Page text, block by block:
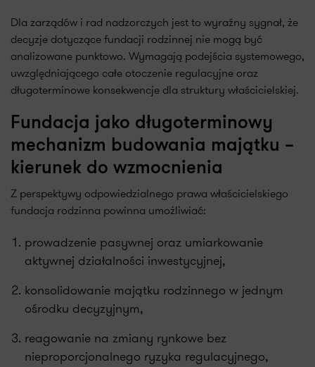
Dla zarządów i rad nadzorczych jest to wyraźny sygnał, że
decyzje dotyczące fundacji rodzinnej nie mogą być
analizowane punktowo. Wymagają podejścia systemowego,
uwzględniającego całe otoczenie regulacyjne oraz
długoterminowe konsekwencje dla struktury właścicielskiej.
Fundacja jako długoterminowy
mechanizm budowania majątku –
kierunek do wzmocnienia
Z perspektywy odpowiedzialnego prawa właścicielskiego
fundacja rodzinna powinna umożliwiać:
prowadzenie pasywnej oraz umiarkowanie
aktywnej działalności inwestycyjnej,
konsolidowanie majątku rodzinnego w jednym
ośrodku decyzyjnym,
reagowanie na zmiany rynkowe bez
nieproporcjonalnego ryzyka regulacyjnego,